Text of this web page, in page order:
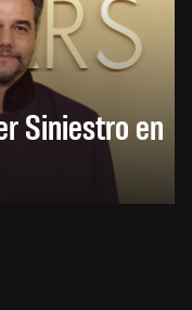
Siniestro en